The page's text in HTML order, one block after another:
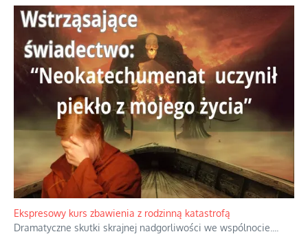
Niewygodne kulisy alpejskiego objawienia
Watykan woli skupiać się na łagodnym wizerunku Maryi,
ukrywając przed światem pełną i bardziej surową treść jej
orędzia....